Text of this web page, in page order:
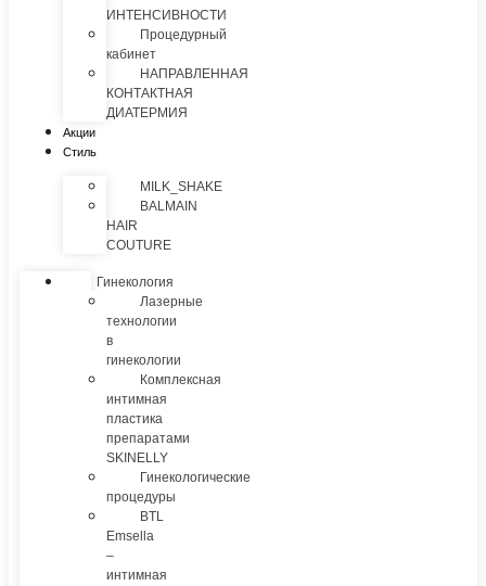
ИНТЕНСИВНОСТИ
Процедурный
кабинет
НАПРАВЛЕННАЯ
КОНТАКТНАЯ
ДИАТЕРМИЯ
Акции
Стиль
MILK_SHAKE
BALMAIN
HAIR
COUTURE
Гинекология
Лазерные
технологии
в
гинекологии
Комплексная
интимная
пластика
препаратами
SKINELLY
Гинекологические
процедуры
BTL
Emsella
–
интимная